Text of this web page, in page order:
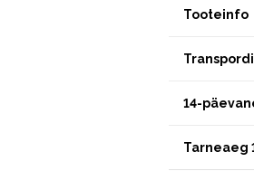
Tooteinfo
14-
Tarneaeg